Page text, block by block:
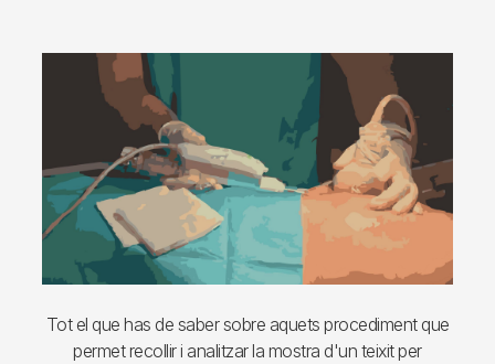
Tot el que has de saber sobre aquets procediment que
permet recollir i analitzar la mostra d'un teixit per